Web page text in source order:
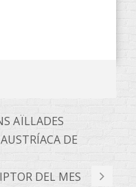
AÏLLADES
DE
DEL MES